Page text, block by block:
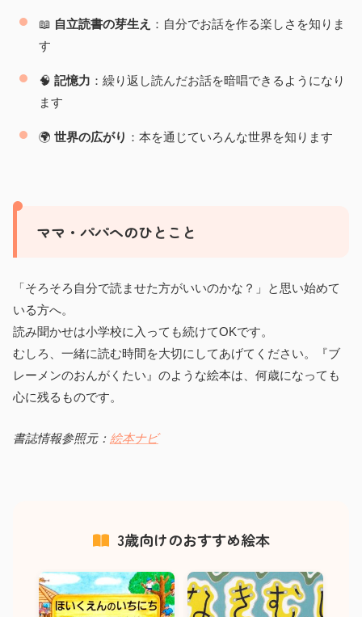
📖 自立読書の芽生え ：自分でお話を作る楽しさを知りま
す
🧠 記憶力 ：繰り返し読んだお話を暗唱できるようになり
ます
🌍 世界の広がり ：本を通じていろんな世界を知ります
ママ・パパへのひとこと
「そろそろ自分で読ませた方がいいのかな？」と思い始めて
いる方へ。
読み聞かせは小学校に入っても続けてOKです。
むしろ、一緒に読む時間を大切にしてあげてください。『ブ
レーメンのおんがくたい』のような絵本は、何歳になっても
心に残るものです。
書誌情報参照元： 絵本ナビ
3歳向けのおすすめ絵本